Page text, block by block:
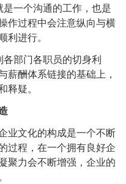
一个沟通的工作，也是
作过程中会注意纵向与横
进行。
部门各职员的切身利
薪酬体系链接的基础上，
疑。
文化的构成是一个不断
过程，在一个拥有良好企
聚力会不断增强，企业的